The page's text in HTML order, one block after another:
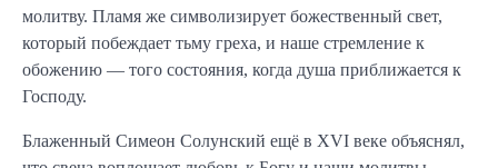
молитву. Пламя же символизирует божественный свет,
который побеждает тьму греха, и наше стремление к
обожению — того состояния, когда душа приближается к
Господу.
Блаженный Симеон Солунский ещё в XVI веке объяснял,